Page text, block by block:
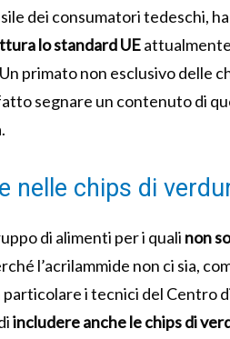
dei consumatori tedeschi,
lo standard UE
primato non esclusivo delle
segnare un contenuto di
nelle chips di
di alimenti per i quali non
l’acrilammide non ci sia,
i tecnici del Centro
includere anche le chips di